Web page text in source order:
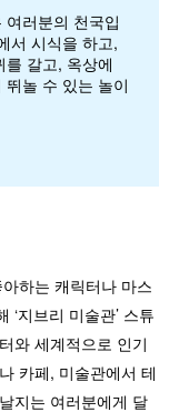
러분의 천국입
서 시식을 하고,
갈고, 옥상에
놀 수 있는 놀이
하는 캐릭터나 마스
‘지브리 미술관’ 스튜
와 세계적으로 인기
카페, 미술관에서 테
지는 여러분에게 달